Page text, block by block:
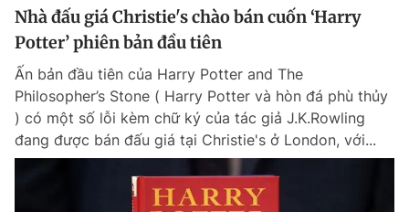
Nhà đấu giá Christie's chào bán cuốn ‘Harry
Potter’ phiên bản đầu tiên
Ấn bản đầu tiên của Harry Potter and The
Philosopher’s Stone ( Harry Potter và hòn đá phù thủy
) có một số lỗi kèm chữ ký của tác giả J.K.Rowling
đang được bán đấu giá tại Christie's ở London, với...